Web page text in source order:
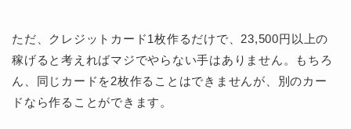
ただ、クレジットカード1枚作るだけで、23,500円以上の
稼げると考えればマジでやらない手はありません。もちろ
ん、同じカードを2枚作ることはできませんが、別のカー
ドなら作ることができます。